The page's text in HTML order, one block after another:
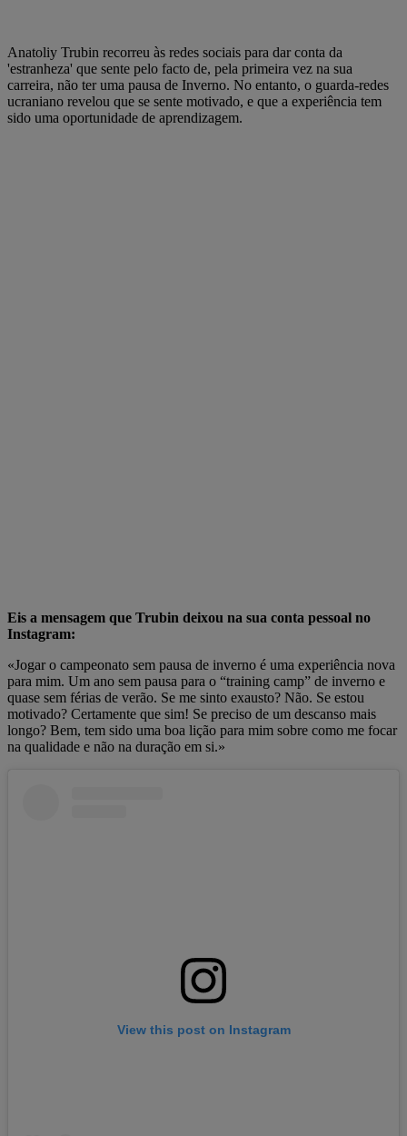
Anatoliy Trubin recorreu às redes sociais para dar conta da
'estranheza' que sente pelo facto de, pela primeira vez na sua
carreira, não ter uma pausa de Inverno. No entanto, o guarda-redes
ucraniano revelou que se sente motivado, e que a experiência tem
sido uma oportunidade de aprendizagem.
Eis a mensagem que Trubin deixou na sua conta pessoal no
Instagram:
«Jogar o campeonato sem pausa de inverno é uma experiência nova
para mim. Um ano sem pausa para o “training camp” de inverno e
quase sem férias de verão. Se me sinto exausto? Não. Se estou
motivado? Certamente que sim! Se preciso de um descanso mais
longo? Bem, tem sido uma boa lição para mim sobre como me focar
na qualidade e não na duração em si.»
View this post on Instagram